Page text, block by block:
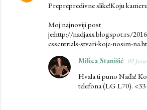
Preprepredivne slike!Koju
Moj najnoviji post
je:http://nadjaxx.blogspot.rs/
essentrials-stvari-koje-nosim-
Milica Stanišić 02
Hvala ti puno Nađa!
telefona (LG L70). <33